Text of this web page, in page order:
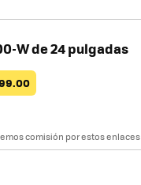
W de 24 pulgadas
comisión por estos enlaces